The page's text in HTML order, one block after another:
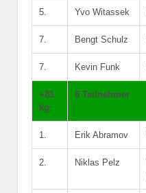
5. Yvo Witassek
7. Bengt Schulz
7. Kevin Funk
+81
kg
6 Teilnehmer
1. Erik Abramov
2. Niklas Pelz